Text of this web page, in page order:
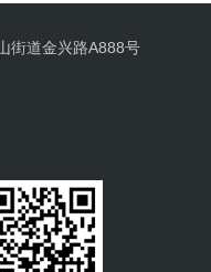
街道金兴路A888号